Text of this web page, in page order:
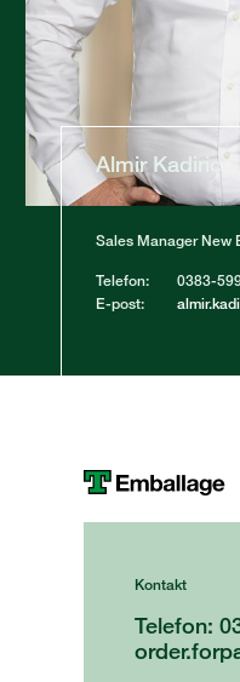
Almir Kadiric
Sales Manager New
Telefon:
0383-
E-post:
Kontakt
Telefon: